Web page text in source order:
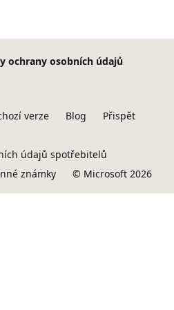
ochrany osobních údajů
verze Blog
Přispět
údajů spotřebitelů
známky © Microsoft 2026